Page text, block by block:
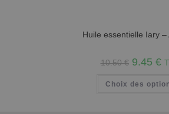
Huile essentielle Iary –
10.50€ 9.45 €
Choix des